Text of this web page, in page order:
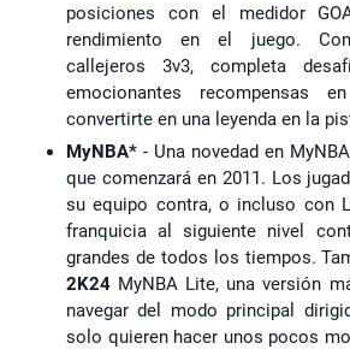
posiciones con el medidor
rendimiento en el juego.
callejeros 3v3, completa
emocionantes recompensas
convertirte en una leyenda en la
MyNBA* - Una novedad en
que comenzará en 2011. Los
su equipo contra, o incluso con
franquicia al siguiente nivel
grandes de todos los tiempos.
2K24 MyNBA Lite, una versión
navegar del modo principal
solo quieren hacer unos pocos